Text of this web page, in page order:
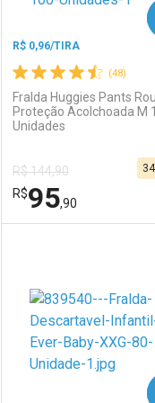
Comprar sem
Por R$ 114,99/cada
Comprar sem
Por R$ 114,99/cada
(48)
R$ 0,96/TIRA
Fralda Huggies Pants
Proteção Acolchoada M
Unidades
R$ 144,90
R$95,90
COMPRAR
Laboratório
Por Menos
COMPRAR